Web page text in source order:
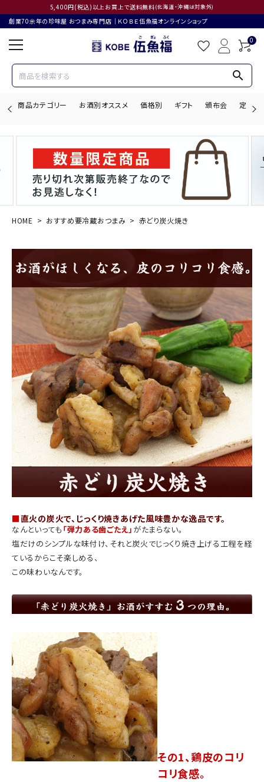
5,400円(税込)以上お買上で送料無料(北海道・沖縄は対象外)
創業70余年の珍味屋 おつまみ専門店│ＫＯＢＥ伍魚福オンラインショップ
0
search
商品カテゴリー お酒別オススメ 価格別 ギフト 頒布会 定期購
search
ACCOUNT MENU
商品カテゴリー
お酒別オススメ
価格別
お問い合わせ
ご利用ガイド
直営店
HOME おすすめ要冷蔵おつまみ 赤どり炭火焼き
■直火の炭火で、じっくり焼きあげた風味豊かな逸品です。
なんといっても 「弾力ある歯ごたえ」 がたまらない。
塩だけのシンプルな味付け、それと炭火でじっくり焼き上げる工程を経
ているからこそ楽しめる、
この味わいなんです。
その1、鶏皮のコリ
コリ食感。